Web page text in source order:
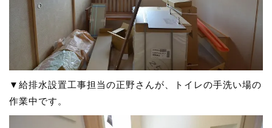
▼給排水設置工事担当の正野さんが、トイレの手洗い場の
作業中です。